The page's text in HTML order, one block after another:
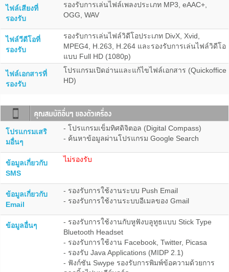
ไฟล์เสียงที่
รองรับ
รองรับการเล่นไฟล์เพลงประเภท MP3, eAAC+,
OGG, WAV
ไฟล์วีดีโอที่
รองรับ
รองรับการเล่นไฟล์วิดีโอประเภท DivX, Xvid,
MPEG4, H.263, H.264 และรองรับการเล่นไฟล์วิดีโอ
แบบ Full HD (1080p)
ไฟล์เอกสารที่
รองรับ
โปรแกรมเปิดอ่านและแก้ไขไฟล์เอกสาร (Quickoffice
HD)
โปรแกรมเสริ
มอื่นๆ
- โปรแกรมเข็มทิศดิจิตอล (Digital Compass)
- ค้นหาข้อมูลผ่านโปรแกรม Google Search
ข้อมูลเกี่ยวกับ
SMS
ไม่รองรับ
ข้อมูลเกี่ยวกับ
Email
- รองรับการใช้งานระบบ Push Email
- รองรับการใช้งานระบบอีเมลของ Gmail
ข้อมูลอื่นๆ
- รองรับการใช้งานกับหูฟังบลูทูธแบบ Stick Type
Bluetooth Headset
- รองรับการใช้งาน Facebook, Twitter, Picasa
- รองรับ Java Applications (MIDP 2.1)
- ฟังก์ชัน Swype รองรับการพิมพ์ข้อความด้วยการ